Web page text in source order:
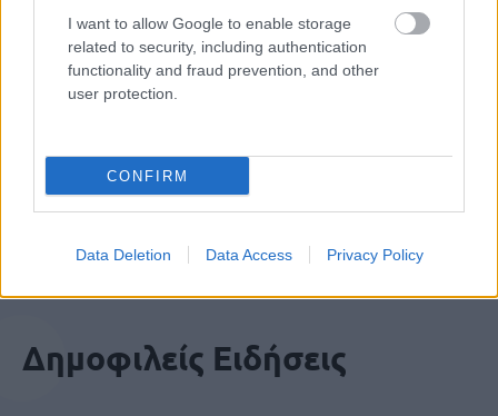
I want to allow Google to enable storage
related to security, including authentication
functionality and fraud prevention, and other
user protection.
CONFIRM
Data Deletion Data Access Privacy Policy
ειδήσεις.
Βάλε το proson.gr στα αποτελέσματα
αναζήτησης της Google
Δημοφιλείς Ειδήσεις